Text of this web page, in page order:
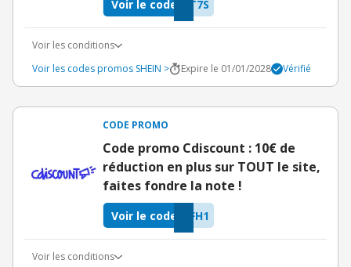
T7S
Voir le code
Voir les conditions
Voir les codes promos SHEIN >
Expire le 01/01/2028 Vérifié
CODE PROMO
Code promo Cdiscount : 10€ de
réduction en plus sur TOUT le site,
faites fondre la note !
FH1
Voir le code
Voir les conditions